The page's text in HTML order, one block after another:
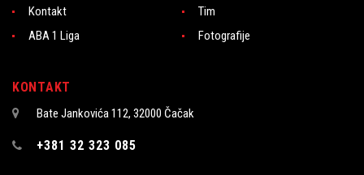
Kontakt
Tim
ABA 1 Liga
Fotografije
KONTAKT
Bate Jankovića 112, 32000 Čačak
+381 32 323 085